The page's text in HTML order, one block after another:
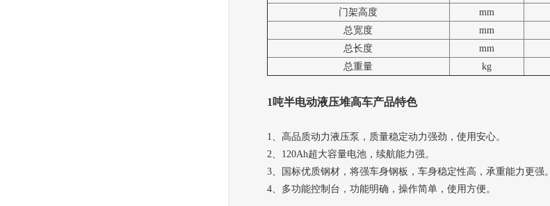
门架高度
mm
总宽度
mm
总长度
mm
总重量
kg
1吨半电动液压堆高车产品特色
1、高品质动力液压泵，质量稳定动力强劲，使用安心。
2、120Ah超大容量电池，续航能力强。
3、国标优质钢材，将强车身钢板，车身稳定性高，承重能力更强。
4、多功能控制台，功能明确，操作简单，使用方便。